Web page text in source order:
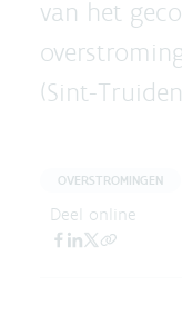
van het
(Sint-
OVERSTROMINGEN
Deel online